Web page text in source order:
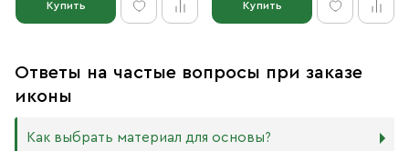
Купить Купить
Ответы на частые вопросы при заказе
иконы
Как выбрать материал для основы?